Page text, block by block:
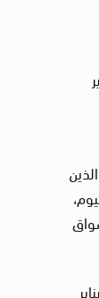
16 يناير
من كلا الطائفتين (العرب، والمساليت)، في اليوم التالي، 17 يناير